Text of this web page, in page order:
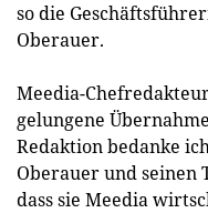
so die
Oberauer.
Meedia-
gelungene
Redaktion bedanke
Oberauer und seinen
dass sie Meedia